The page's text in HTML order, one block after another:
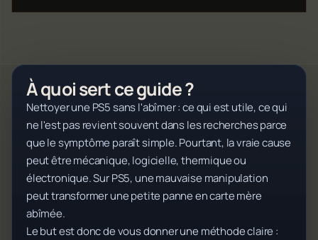
À quoi sert ce guide ?
Nettoyer une PS5 sans l'abîmer : ce qui est utile, ce qui
ne l'est pas revient souvent dans les recherches parce
que le symptôme paraît simple. Pourtant, la vraie cause
peut être mécanique, logicielle, thermique ou
électronique. Sur PS5, une mauvaise manipulation
peut transformer une petite panne en carte mère
abîmée.
Le but est donc de vous donner une méthode claire :